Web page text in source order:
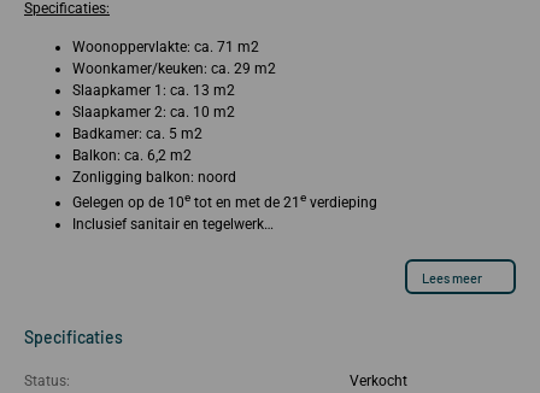
Specificaties:
Woonoppervlakte: ca. 71 m2
Woonkamer/keuken: ca. 29 m2
Slaapkamer 1: ca. 13 m2
Slaapkamer 2: ca. 10 m2
Badkamer: ca. 5 m2
Balkon: ca. 6,2 m2
Zonligging balkon: noord
Gelegen op de 10e tot en met de 21 e verdieping
Inclusief sanitair en tegelwerk…
Lees meer
Specificaties
Status: Verkocht